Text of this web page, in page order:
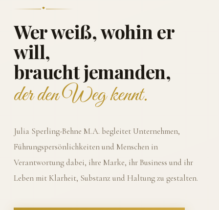
Wer weiß, wohin er
will,
braucht jemanden,
der den Weg kennt.
Julia Sperling-Behne M.A. begleitet Unternehmen,
Führungspersönlichkeiten und Menschen in
Verantwortung dabei, ihre Marke, ihr Business und ihr
Leben mit Klarheit, Substanz und Haltung zu gestalten.